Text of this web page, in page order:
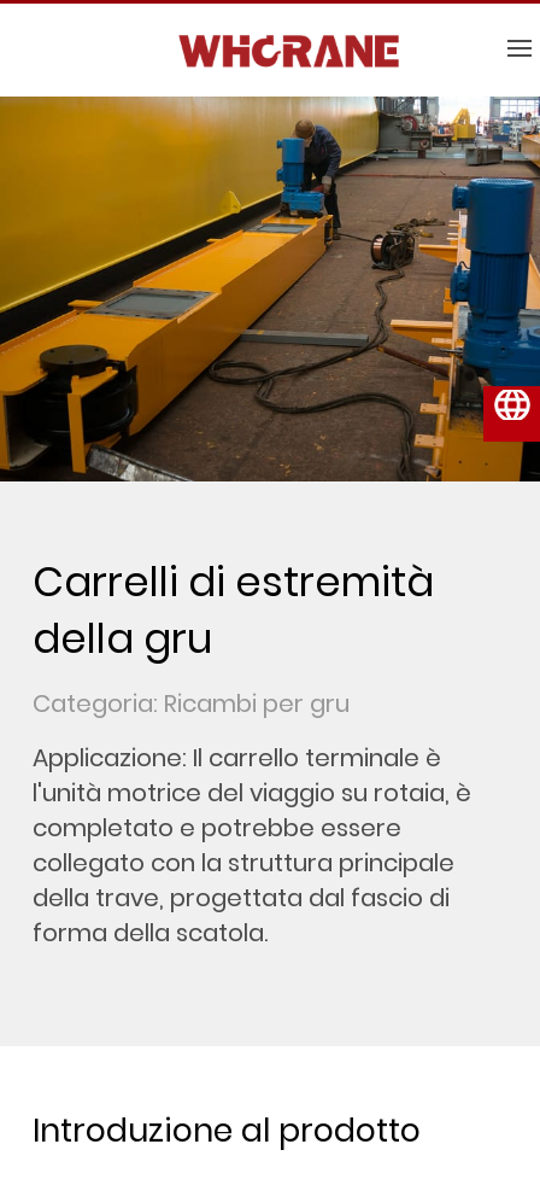
Carrelli di estremità
della gru
Categoria: Ricambi per gru
Applicazione: Il carrello terminale è
l'unità motrice del viaggio su rotaia, è
completato e potrebbe essere
collegato con la struttura principale
della trave, progettata dal fascio di
forma della scatola.
Introduzione al prodotto
Italiano